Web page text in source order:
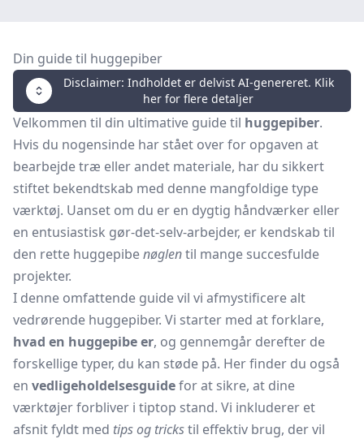
Din guide til huggepiber
Disclaimer: Indholdet er delvist AI-genereret. Klik
her for flere detaljer
Velkommen til din ultimative guide til huggepiber.
Hvis du nogensinde har stået over for opgaven at
bearbejde træ eller andet materiale, har du sikkert
stiftet bekendtskab med denne mangfoldige type
værktøj. Uanset om du er en dygtig håndværker eller
en entusiastisk gør-det-selv-arbejder, er kendskab til
den rette huggepibenøglentil mange succesfulde
projekter.
I denne omfattende guide vil vi afmystificere alt
vedrørende huggepiber. Vi starter med at forklare,
hvad en huggepibe er, og gennemgår derefter de
forskellige typer, du kan støde på. Her finder du også
en vedligeholdelsesguidefor at sikre, at dine
værktøjer forbliver i tiptop stand. Vi inkluderer et
afsnit fyldt med tips og trickstil effektiv brug, der vil